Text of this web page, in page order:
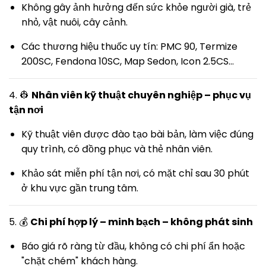
Không gây ảnh hưởng đến sức khỏe người già, trẻ
nhỏ, vật nuôi, cây cảnh.
Các thương hiệu thuốc uy tín: PMC 90, Termize
200SC, Fendona 10SC, Map Sedon, Icon 2.5CS…
4. 👷 Nhân viên kỹ thuật chuyên nghiệp – phục vụ
tận nơi
Kỹ thuật viên được đào tạo bài bản, làm việc đúng
quy trình, có đồng phục và thẻ nhân viên.
Khảo sát miễn phí tận nơi, có mặt chỉ sau 30 phút
ở khu vực gần trung tâm.
5. 💰 Chi phí hợp lý – minh bạch – không phát sinh
Báo giá rõ ràng từ đầu, không có chi phí ẩn hoặc
"chặt chém" khách hàng.